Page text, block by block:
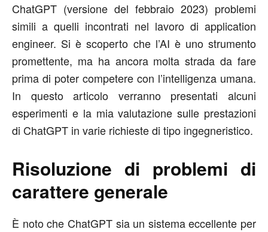
ChatGPT (versione del febbraio 2023) problemi
simili a quelli incontrati nel lavoro di application
engineer. Si è scoperto che l’AI è uno strumento
promettente, ma ha ancora molta strada da fare
prima di poter competere con l’intelligenza umana.
In questo articolo verranno presentati alcuni
esperimenti e la mia valutazione sulle prestazioni
di ChatGPT in varie richieste di tipo ingegneristico.
Risoluzione di problemi di
carattere generale
È noto che ChatGPT sia un sistema eccellente per